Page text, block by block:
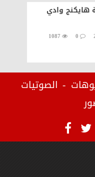
هايكنج وادي
0
1087
الصوتيات